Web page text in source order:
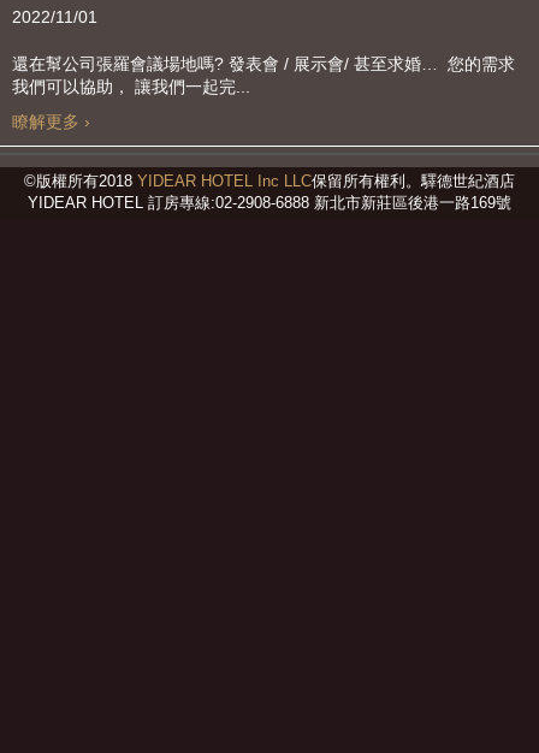
2022/11/01
還在幫公司張羅會議場地嗎? 發表會 / 展示會/ 甚至求婚… 您的需求
我們可以協助， 讓我們一起完...
瞭解更多 ›
©版權所有2018 YIDEAR HOTEL Inc LLC保留所有權利。驛德世紀酒店
YIDEAR HOTEL 訂房專線:02-2908-6888 新北市新莊區後港一路169號